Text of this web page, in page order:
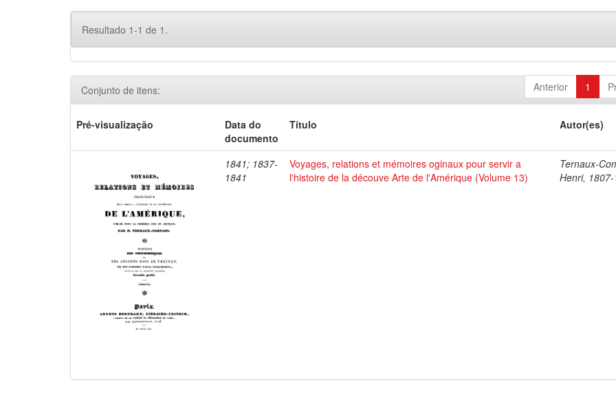
Resultado 1-1 de 1.
Anterior 1
Conjunto de itens:
Pré-visualização
Data do
documento
Título Autor(es)
1841; 1837-
1841
Voyages, relations et mémoires oginaux pour servir a
l'histoire de la découve Arte de l'Amérique (Volume 13)
Ternaux-
Henri,